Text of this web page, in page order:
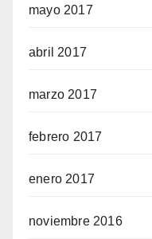
mayo 2017
abril 2017
marzo 2017
febrero 2017
enero 2017
noviembre 2016